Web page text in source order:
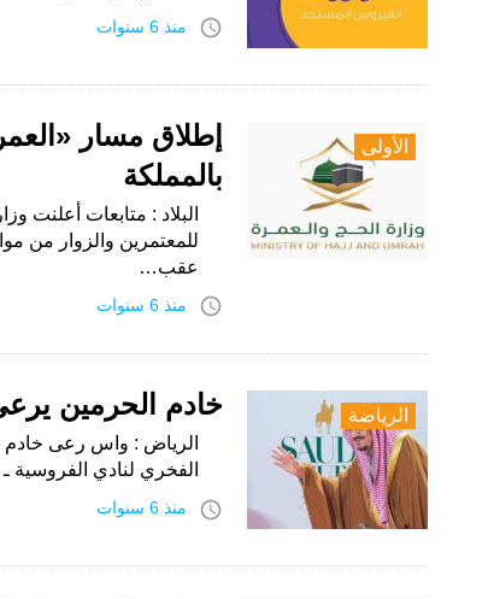
access_time منذ 6 سنوات
الأولى
إطلاق مسار
بالمملكة
البلاد : متابعات أعلنت
للمعتمرين والزوار من
عقب…
access_time منذ 6 سنوات
الرياضة خادم الحرمين
الرياض : واس رعى خادم
الفخري لنادي
access_time منذ 6 سنوات